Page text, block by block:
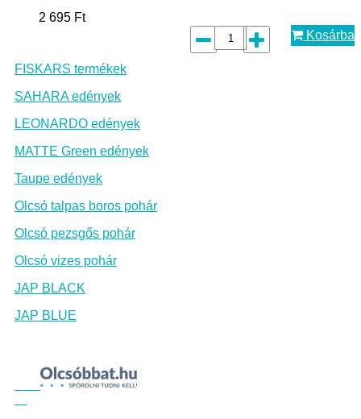
2 695 Ft
Kosárba
FISKARS termékek
SAHARA edények
LEONARDO edények
MATTE Green edények
Taupe edények
Olcsó talpas boros pohár
Olcsó pezsgős pohár
Olcsó vizes pohár
JAP BLACK
JAP BLUE